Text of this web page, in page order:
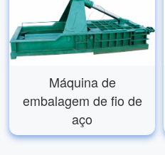
Máquina de
embalagem de fio de
aço